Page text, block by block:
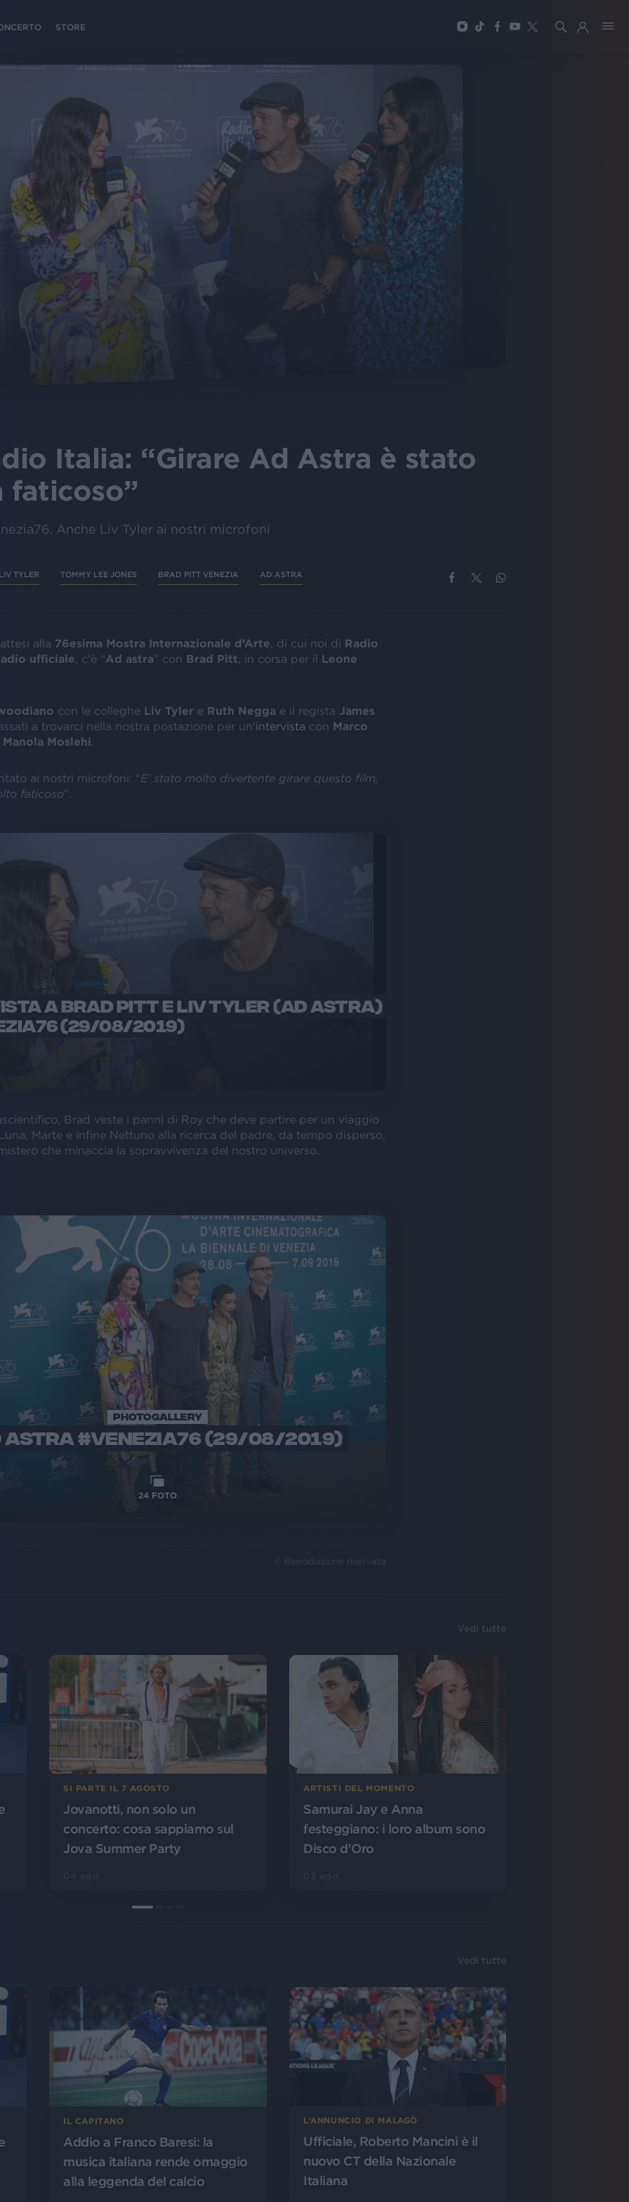
STORE
Italia: “Girare Ad Astra è stato
faticoso”
Anche Liv Tyler ai nostri microfoni
TYLER TOMMY LEE JONES BRAD PITT VENEZIA AD ASTRA
alla 76esima Mostra Internazionale d’Arte , di cui noi di Radio
ufficiale , c’è “Ad astra” con Brad Pitt , in corsa per il Leone
con le colleghe Liv Tyler e Ruth Negga e il regista James
a trovarci nella nostra postazione per un'intervista con Marco
Manola Moslehi
ai nostri microfoni: “E’ stato molto divertente girare questo film,
faticoso”.
A BRAD PITT E LIV TYLER (AD ASTRA)
(29/08/2019)
Brad veste i panni di Roy che deve partire per un viaggio
Marte e infine Nettuno alla ricerca del padre, da tempo disperso,
che minaccia la sopravvivenza del nostro universo.
PHOTOGALLERY
ASTRA #VENEZIA76 (29/08/2019)
24FOTO
© Riproduzione riservata
Vedi tutte
SI PARTE IL 7 AGOSTO
Jovanotti, non solo un
concerto: cosa sappiamo sul
Jova Summer Party
ARTISTI DEL MOMENTO
Samurai Jay e Anna
festeggiano: i loro album sono
Disco d'Oro
Vedi tutte
IL CAPITANO
Addio a Franco Baresi: la
musica italiana rende omaggio
alla leggenda del calcio
L’ANNUNCIO DI MALAGÒ
Ufficiale, Roberto Mancini è il
nuovo CT della Nazionale
Italiana